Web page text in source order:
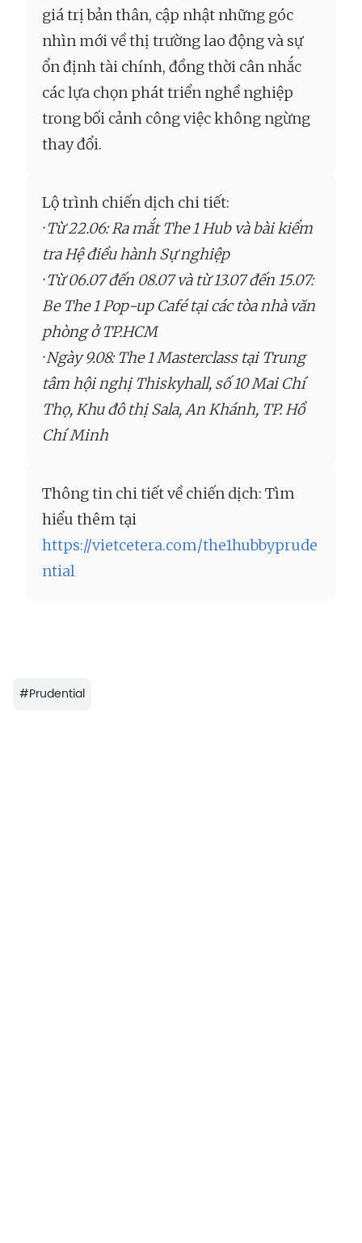
giá trị bản thân, cập nhật những góc
nhìn mới về thị trường lao động và sự
ổn định tài chính, đồng thời cân nhắc
các lựa chọn phát triển nghề nghiệp
trong bối cảnh công việc không ngừng
thay đổi.
Lộ trình chiến dịch chi tiết:
· Từ 22.06: Ra mắt The 1 Hub và bài kiểm
tra Hệ điều hành Sự nghiệp
· Từ 06.07 đến 08.07 và từ 13.07 đến 15.07:
Be The 1 Pop-up Café tại các tòa nhà văn
phòng ở TP.HCM
· Ngày 9.08: The 1 Masterclass tại Trung
tâm hội nghị Thiskyhall, số 10 Mai Chí
Thọ, Khu đô thị Sala, An Khánh, TP. Hồ
Chí Minh
Thông tin chi tiết về chiến dịch: Tìm
hiểu thêm tại
https://vietcetera.com/the1hubbyprude
ntial
#Prudential